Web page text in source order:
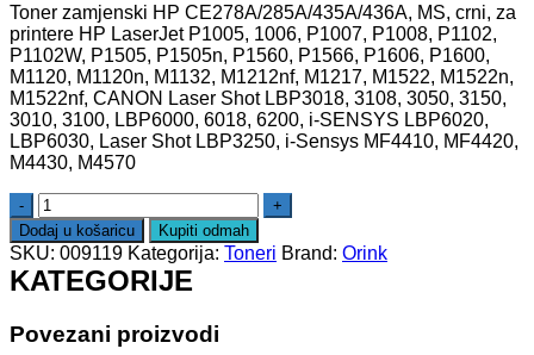
Toner zamjenski HP CE278A/285A/435A/436A, MS, crni, za
printere HP LaserJet P1005, 1006, P1007, P1008, P1102,
P1102W, P1505, P1505n, P1560, P1566, P1606, P1600,
M1120, M1120n, M1132, M1212nf, M1217, M1522, M1522n,
M1522nf, CANON Laser Shot LBP3018, 3108, 3050, 3150,
3010, 3100, LBP6000, 6018, 6200, i-SENSYS LBP6020,
LBP6030, Laser Shot LBP3250, i-Sensys MF4410, MF4420,
M4430, M4570
Dodaj u košaricu Kupiti odmah
SKU: 009119 Kategorija: Toneri Brand: Orink
KATEGORIJE
Povezani proizvodi